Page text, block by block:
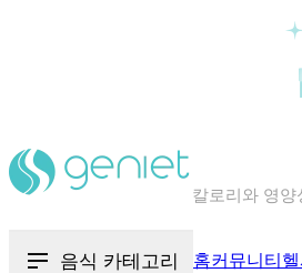
혈당 · 다이어
음식 카테고리 홈커뮤니티